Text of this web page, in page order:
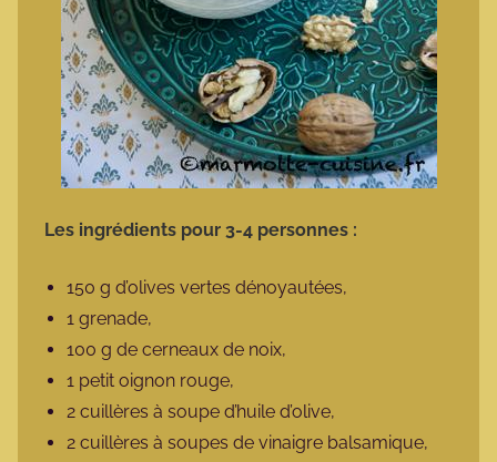
Les ingrédients pour 3-4 personnes :
150 g d’olives vertes dénoyautées,
1 grenade,
100 g de cerneaux de noix,
1 petit oignon rouge,
2 cuillères à soupe d’huile d’olive,
2 cuillères à soupes de vinaigre balsamique,